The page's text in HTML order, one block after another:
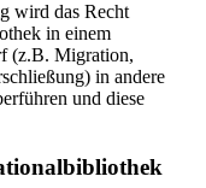
wird das Recht
in einem
(z.B. Migration,
in andere
und diese